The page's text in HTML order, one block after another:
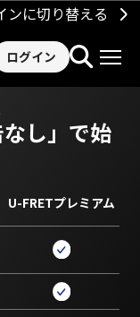
ンに切り替える
ログイン
なし」で始
U-FRETプレミアム